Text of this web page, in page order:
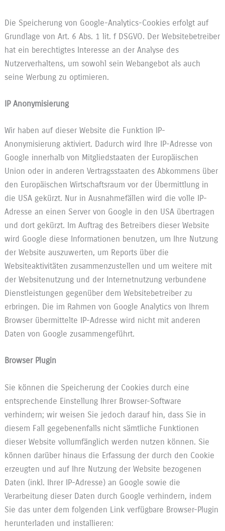
Die Speicherung von Google-Analytics-Cookies erfolgt auf
Grundlage von Art. 6 Abs. 1 lit. f DSGVO. Der Websitebetreiber
hat ein berechtigtes Interesse an der Analyse des
Nutzerverhaltens, um sowohl sein Webangebot als auch
seine Werbung zu optimieren.
IP Anonymisierung
Wir haben auf dieser Website die Funktion IP-
Anonymisierung aktiviert. Dadurch wird Ihre IP-Adresse von
Google innerhalb von Mitgliedstaaten der Europäischen
Union oder in anderen Vertragsstaaten des Abkommens über
den Europäischen Wirtschaftsraum vor der Übermittlung in
die USA gekürzt. Nur in Ausnahmefällen wird die volle IP-
Adresse an einen Server von Google in den USA übertragen
und dort gekürzt. Im Auftrag des Betreibers dieser Website
wird Google diese Informationen benutzen, um Ihre Nutzung
der Website auszuwerten, um Reports über die
Websiteaktivitäten zusammenzustellen und um weitere mit
der Websitenutzung und der Internetnutzung verbundene
Dienstleistungen gegenüber dem Websitebetreiber zu
erbringen. Die im Rahmen von Google Analytics von Ihrem
Browser übermittelte IP-Adresse wird nicht mit anderen
Daten von Google zusammengeführt.
Browser Plugin
Sie können die Speicherung der Cookies durch eine
entsprechende Einstellung Ihrer Browser-Software
verhindern; wir weisen Sie jedoch darauf hin, dass Sie in
diesem Fall gegebenenfalls nicht sämtliche Funktionen
dieser Website vollumfänglich werden nutzen können. Sie
können darüber hinaus die Erfassung der durch den Cookie
erzeugten und auf Ihre Nutzung der Website bezogenen
Daten (inkl. Ihrer IP-Adresse) an Google sowie die
Verarbeitung dieser Daten durch Google verhindern, indem
Sie das unter dem folgenden Link verfügbare Browser-Plugin
herunterladen und installieren: